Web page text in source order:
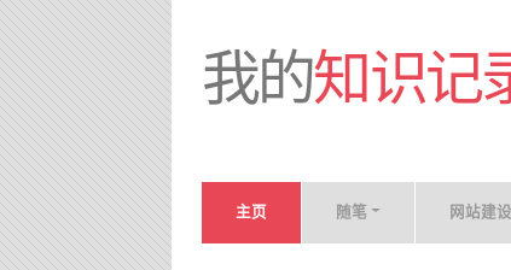
我的知识记
主页 随笔 网站建设